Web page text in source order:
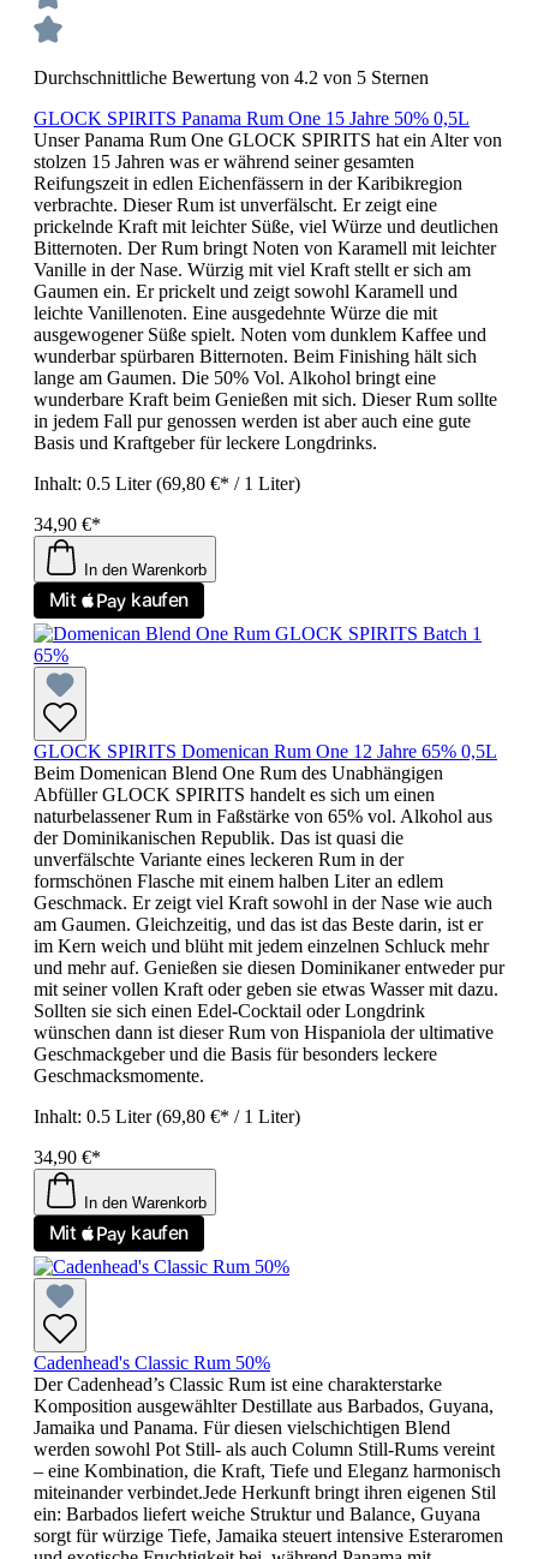
Durchschnittliche Bewertung von 4.2 von 5 Sternen
GLOCK SPIRITS Panama Rum One 15 Jahre 50% 0,5L
Unser Panama Rum One GLOCK SPIRITS hat ein Alter von
stolzen 15 Jahren was er während seiner gesamten
Reifungszeit in edlen Eichenfässern in der Karibikregion
verbrachte. Dieser Rum ist unverfälscht. Er zeigt eine
prickelnde Kraft mit leichter Süße, viel Würze und deutlichen
Bitternoten. Der Rum bringt Noten von Karamell mit leichter
Vanille in der Nase. Würzig mit viel Kraft stellt er sich am
Gaumen ein. Er prickelt und zeigt sowohl Karamell und
leichte Vanillenoten. Eine ausgedehnte Würze die mit
ausgewogener Süße spielt. Noten vom dunklem Kaffee und
wunderbar spürbaren Bitternoten. Beim Finishing hält sich
lange am Gaumen. Die 50% Vol. Alkohol bringt eine
wunderbare Kraft beim Genießen mit sich. Dieser Rum sollte
in jedem Fall pur genossen werden ist aber auch eine gute
Basis und Kraftgeber für leckere Longdrinks.
Inhalt: 0.5 Liter(69,80 €* / 1 Liter)
34,90 €*
In den Warenkorb
GLOCK SPIRITS Domenican Rum One 12 Jahre 65% 0,5L
Beim Domenican Blend One Rum des Unabhängigen
Abfüller GLOCK SPIRITS handelt es sich um einen
naturbelassener Rum in Faßstärke von 65% vol. Alkohol aus
der Dominikanischen Republik. Das ist quasi die
unverfälschte Variante eines leckeren Rum in der
formschönen Flasche mit einem halben Liter an edlem
Geschmack. Er zeigt viel Kraft sowohl in der Nase wie auch
am Gaumen. Gleichzeitig, und das ist das Beste darin, ist er
im Kern weich und blüht mit jedem einzelnen Schluck mehr
und mehr auf. Genießen sie diesen Dominikaner entweder pur
mit seiner vollen Kraft oder geben sie etwas Wasser mit dazu.
Sollten sie sich einen Edel-Cocktail oder Longdrink
wünschen dann ist dieser Rum von Hispaniola der ultimative
Geschmackgeber und die Basis für besonders leckere
Geschmacksmomente.
Inhalt: 0.5 Liter(69,80 €* / 1 Liter)
34,90 €*
In den Warenkorb
Cadenhead's Classic Rum 50%
Der Cadenhead’s Classic Rum ist eine charakterstarke
Komposition ausgewählter Destillate aus Barbados, Guyana,
Jamaika und Panama. Für diesen vielschichtigen Blend
werden sowohl Pot Still- als auch Column Still-Rums vereint
– eine Kombination, die Kraft, Tiefe und Eleganz harmonisch
miteinander verbindet.Jede Herkunft bringt ihren eigenen Stil
ein: Barbados liefert weiche Struktur und Balance, Guyana
sorgt für würzige Tiefe, Jamaika steuert intensive Esteraromen